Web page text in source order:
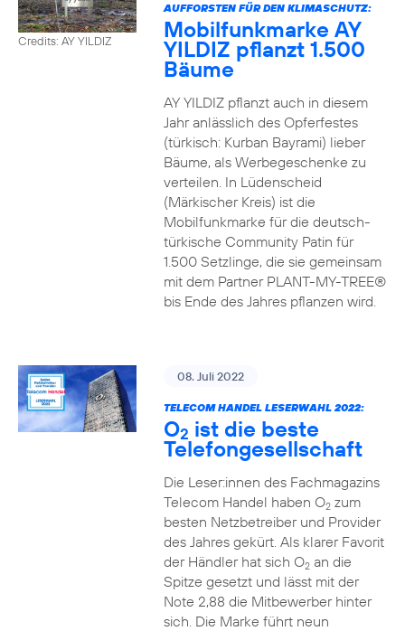
Credits: AY YILDIZ
AUFFORSTEN FÜR DEN KLIMASCHUTZ:
Mobilfunkmarke AY
YILDIZ pflanzt 1.500
Bäume
AY YILDIZ pflanzt auch in diesem
Jahr anlässlich des Opferfestes
(türkisch: Kurban Bayrami) lieber
Bäume, als Werbegeschenke zu
verteilen. In Lüdenscheid
(Märkischer Kreis) ist die
Mobilfunkmarke für die deutsch-
türkische Community Patin für
1.500 Setzlinge, die sie gemeinsam
mit dem Partner PLANT-MY-TREE®
bis Ende des Jahres pflanzen wird.
08. Juli 2022
TELECOM HANDEL LESERWAHL 2022:
O2 ist die beste
Telefongesellschaft
Die Leser:innen des Fachmagazins
Telecom Handel haben O2zum
besten Netzbetreiber und Provider
des Jahres gekürt. Als klarer Favorit
der Händler hat sich O2an die
Spitze gesetzt und lässt mit der
Note 2,88 die Mitbewerber hinter
sich. Die Marke führt neun